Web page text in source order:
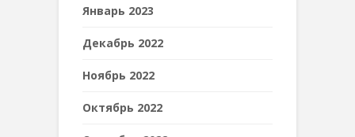
Январь 2023
Декабрь 2022
Ноябрь 2022
Октябрь 2022